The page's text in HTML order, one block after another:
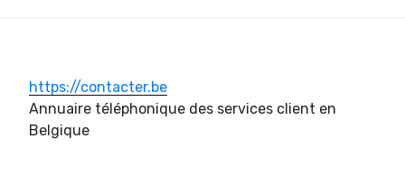
https://contacter.be
Annuaire téléphonique des services client en
Belgique